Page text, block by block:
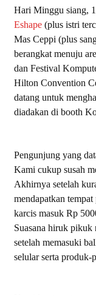
Hari Minggu siang,
Eshape (plus istri
Mas Ceppi (plus
berangkat menuju
dan Festival
Hilton Convention
datang untuk
diadakan di booth
Pengunjung yang
Kami cukup susah
Akhirnya setelah
mendapatkan
karcis masuk Rp
Suasana hiruk pikuk
setelah memasuki
selular serta produk-